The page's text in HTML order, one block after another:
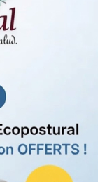
SPÉCIALE
LED